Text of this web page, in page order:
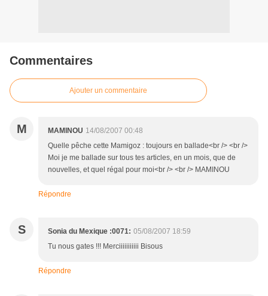
Commentaires
Ajouter un commentaire
M MAMINOU 14/08/2007 00:48
Quelle pêche cette Mamigoz : toujours en ballade<br /> <br />
Moi je me ballade sur tous tes articles, en un mois, que de
nouvelles, et quel régal pour moi<br /> <br /> MAMINOU
Répondre
S Sonia du Mexique :0071: 05/08/2007 18:59
Tu nous gates !!! Merciiiiiiiiiii Bisous
Répondre